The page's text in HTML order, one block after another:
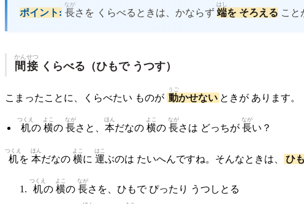
ポイント: 長
なが
さを くらべるときは、かならず 端
はし
を そろえる こと
間接
かんせつ
くらべる（ひもで うつす）
こまったことに、くらべたい ものが 動
うご
かせない ときが あります。
机
つくえ
の 横
よこ
の 長
なが
さと、 本
ほん
だなの 横
よこ
の 長
なが
さは どっちが 長
なが
い？
机
つくえ
を 本
ほん
だなの 横
よこ
に 運
はこ
ぶのは たいへんですね。そんなときは、 ひ
机
つくえ
の 横
よこ
の 長
なが
さを、ひもで ぴったり うつしとる